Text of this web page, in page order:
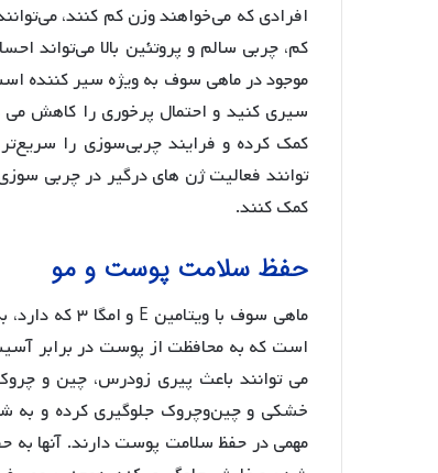
افرادی که می‌خواهند وزن کم کنند،
کم، چربی سالم و پروتئین بالا می‌تواند
موجود در ماهی سوف به ویژه سیر کننده
توانند فعالیت ژن های درگیر در چربی
کمک کنند.
حفظ سلامت پوست و مو
است که به محافظت از پوست در برابر
می توانند باعث پیری زودرس، چین و
مهمی در حفظ سلامت پوست دارند. آنها